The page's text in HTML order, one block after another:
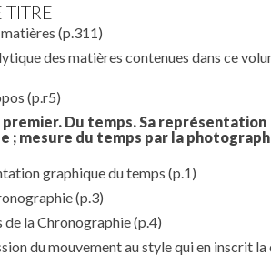
TITRE
(p.311)
des matières contenues dans ce
(p.r5)
Du temps. Sa représentation
; mesure du temps par la
graphique du temps (p.1)
(p.3)
de la Chronographie(p.4)
du mouvement au style qui en inscrit la